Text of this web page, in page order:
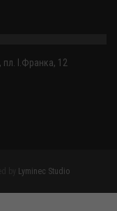
пл. І.Франка, 12
Lyminec Studio